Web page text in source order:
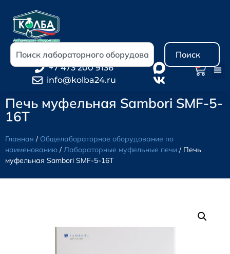
Поиск
+7 473 200 9136
info@kolba24.ru
Печь муфельная Sambori SMF-5-
16T
Главная / Общелабораторное оборудование по
наименованию /Лабораторные муфельные печи / Печь
муфельная Sambori SMF-5-16T